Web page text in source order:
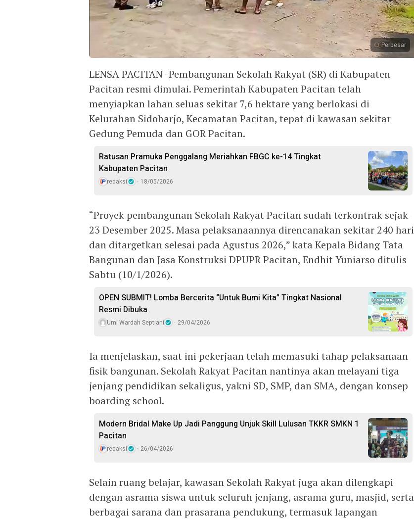
Perbesar
LENSA PACITAN -Pembangunan Sekolah Rakyat (SR) di Kabupaten
Pacitan resmi dimulai. Pemerintah Kabupaten Pacitan telah
menyiapkan lahan seluas sekitar 7,6 hektare yang berlokasi di
Kelurahan Sidoharjo, Kecamatan Pacitan, tepat di kawasan sekitar
Gedung Pemuda dan GOR Pacitan.
Ratusan Pramuka Penggalang Meriahkan FBGC ke-14 Tingkat
Kabupaten Pacitan
redaksi 18/05/2026
“Proyek pembangunan Sekolah Rakyat Pacitan sudah terkontrak sejak
23 Desember 2025. Masa pelaksanaannya direncanakan sekitar 240 hari
dan ditargetkan selesai pada Agustus 2026,” kata Kepala Bidang Tata
Bangunan dan Jasa Konstruksi DPUPR Pacitan, Endhit Yuniarso ditulis
Sabtu (10/1/2026).
OPEN SUBMIT! Lomba Bercerita “Untuk Bumi Kita” Tingkat Nasional
Resmi Dibuka
Umi Wardah Septiani 29/04/2026
Ia menjelaskan, saat ini pekerjaan telah memasuki tahap pelaksanaan
fisik bangunan. Sekolah Rakyat Pacitan nantinya akan melayani tiga
jenjang pendidikan sekaligus, yakni SD, SMP, dan SMA, dengan konsep
boarding school.
Modern Bridal Make Up Jadi Panggung Unjuk Skill Lulusan TKKR SMKN 1
Pacitan
redaksi 26/04/2026
Selain ruang belajar, kawasan Sekolah Rakyat juga akan dilengkapi
dengan asrama siswa untuk seluruh jenjang, asrama guru, masjid, serta
berbagai sarana dan prasarana pendukung, termasuk lapangan